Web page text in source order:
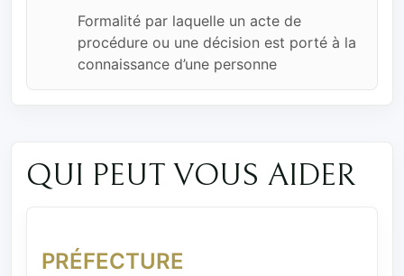
Formalité par laquelle un acte de
procédure ou une décision est porté à la
connaissance d’une personne
QUI PEUT VOUS AIDER
PRÉFECTURE